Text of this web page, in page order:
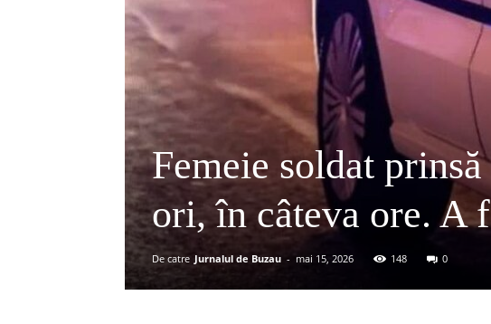
Femeie soldat
ori, în câteva ore. A
De catre Jurnalul de Buzau - mai 15, 2026 148 0